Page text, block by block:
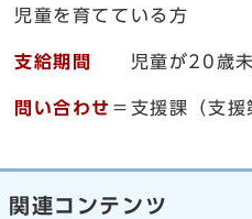
児童を育てている方
支給期間 児童が20歳未
問い合わせ ＝支援課（支
関連コンテンツ